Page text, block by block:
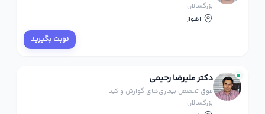
بزرگسالان
اهواز
نوبت بگیرید
دکتر علیرضا رحیمی
فوق تخصص بیماری‌های گوارش و کبد
بزرگسالان